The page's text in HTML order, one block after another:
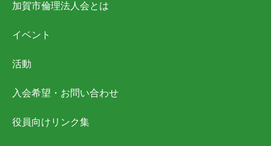
加賀市倫理法人会とは
イベント
活動
入会希望・お問い合わせ
役員向けリンク集